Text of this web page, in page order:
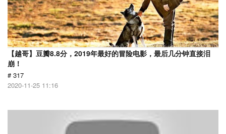
【越哥】豆瓣8.8分，2019年最好的冒险电影，最后几分钟直接泪
崩！
# 317
2020-11-25 11:16